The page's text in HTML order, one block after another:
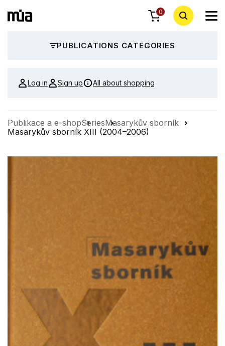
0
PUBLICATIONS CATEGORIES
Log in Sign up All about shopping
Publikace a e-shopSeriesMasarykův sborník
Masarykův sborník XIII (2004–2006)